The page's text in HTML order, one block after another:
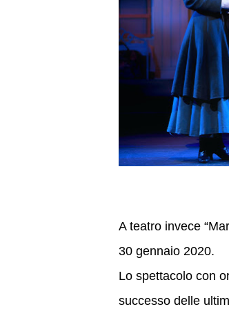
A teatro invece
30 gennaio 2020.
Lo spettacolo con
successo delle